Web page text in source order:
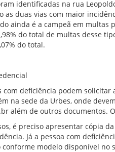
identificadas na rua
as duas vias com maior
ainda é a campeã em multas
do total de multas desse
do total.
com deficiência podem
na sede da Urbes, onde
além de outros documentos.
é preciso apresentar cópia
Já a pessoa com
modelo disponível no